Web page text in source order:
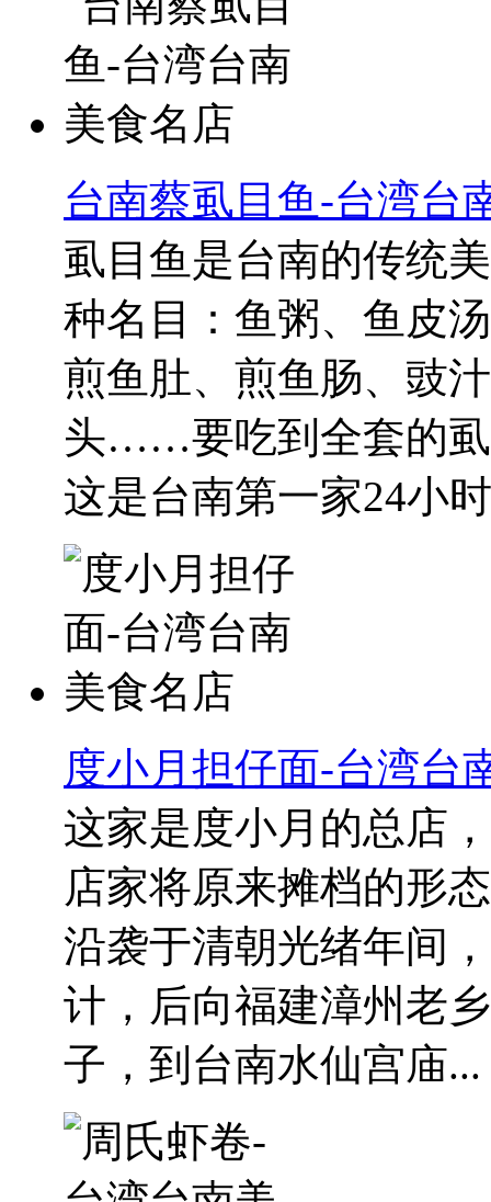
台南蔡虱目鱼-台湾台
虱目鱼是台南的传统
种名目：鱼粥、鱼皮
煎鱼肚、煎鱼肠、豉
头……要吃到全套的虱
这是台南第一家24小
度小月担仔面-台湾台
这家是度小月的总店
店家将原来摊档的形
沿袭于清朝光绪年间
计，后向福建漳州老
子，到台南水仙宫庙...